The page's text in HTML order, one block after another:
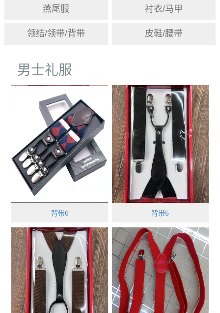
燕尾服 衬衣/马甲
领结/领带/背带 皮鞋/腰带
男士礼服
背带6 背带5